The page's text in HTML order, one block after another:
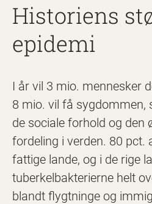
Historiens
epidemi
I år vil 3 mio. mennesker
8 mio. vil få sygdommen,
de sociale forhold og den
fordeling i verden. 80 pct.
fattige lande, og i de rige
tuberkelbakterierne helt
blandt flygtninge og